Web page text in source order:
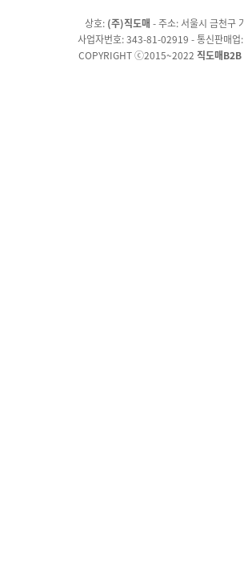
상호: (주)직도매 - 주소: 서울시 금천구
사업자번호: 343-81-02919 - 통신판매
COPYRIGHT ⓒ2015~2022 직도매B2B